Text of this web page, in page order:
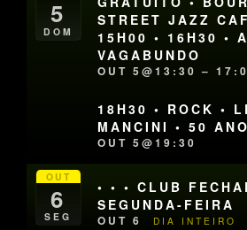
5
DOM
STREET JAZZ
15H00 • 16H30 •
VAGABUNDO
OUT 5@13:30 –
18H30 • ROCK •
MANCINI • 50
OUT 5@19:30
OUT
6
SEG
• • • CLUB
SEGUNDA-FEIRA
OUT 6 DIA INTEIRO